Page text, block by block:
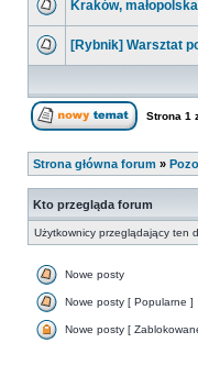
Kraków,
[Rybnik] Warsztat
Strona 1
Strona główna forum »
Kto przegląda forum
Użytkownicy przeglądający ten
Nowe posty
Nowe posty [ Popularne ]
Nowe posty [